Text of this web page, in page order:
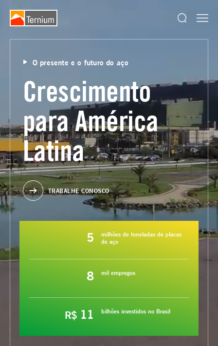
O presente e o futuro do aço
Crescimento
para América
Latina
TRABALHE CONOSCO
5
milhões de toneladas de placas
de aço
8 mil empregos
R$ 11 bilhões investidos no Brasil